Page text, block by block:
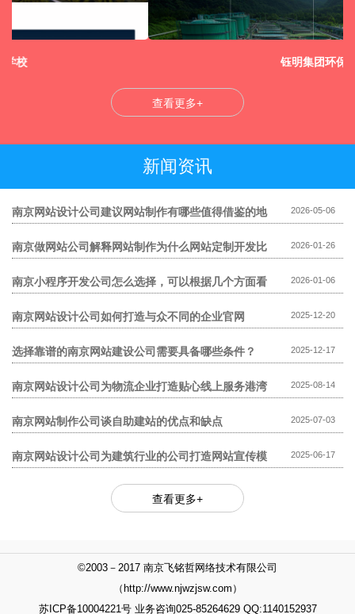
南京禄口国际机场T1航站楼智能云监控平台
查看更多+
新闻资讯
南京网站设计公司建议网站制作有哪些值得借鉴的地
2026-05-06
南京做网站公司解释网站制作为什么网站定制开发比
2026-01-26
南京小程序开发公司怎么选择，可以根据几个方面看 2026-01-06
南京网站设计公司如何打造与众不同的企业官网 2025-12-20
选择靠谱的南京网站建设公司需要具备哪些条件？ 2025-12-17
南京网站设计公司为物流企业打造贴心线上服务港湾 2025-08-14
南京网站制作公司谈自助建站的优点和缺点 2025-07-03
南京网站设计公司为建筑行业的公司打造网站宣传模
2025-06-17
查看更多+
©2003－2017 南京飞铭哲网络技术有限公司
（http://www.njwzjsw.com）
苏ICP备10004221号 业务咨询025-85264629 QQ:1140152937